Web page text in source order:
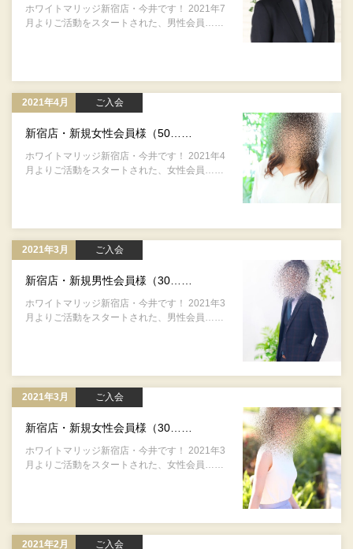
ホワイトマリッジ新宿店・今井です！ 2021年7
月よりご活動をスタートされた、男性会員……
2021年4月 ご入会
新宿店・新規女性会員様（50……
ホワイトマリッジ新宿店・今井です！ 2021年4
月よりご活動をスタートされた、女性会員……
2021年3月 ご入会
新宿店・新規男性会員様（30……
ホワイトマリッジ新宿店・今井です！ 2021年3
月よりご活動をスタートされた、男性会員……
2021年3月 ご入会
新宿店・新規女性会員様（30……
ホワイトマリッジ新宿店・今井です！ 2021年3
月よりご活動をスタートされた、女性会員……
2021年2月 ご入会